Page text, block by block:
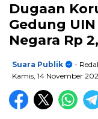
Dugaan
Gedung
Negara Rp
Suara Publik
-
Kamis, 14 November